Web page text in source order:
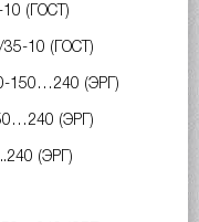
(ГОСТ)
35-10 (ГОСТ)
150…240 (ЭРГ)
(ЭРГ)
(ЭРГ)